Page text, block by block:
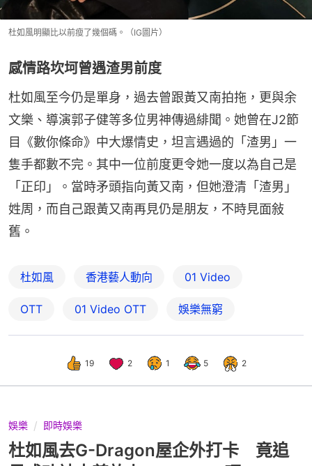
杜如風明顯比以前瘦了幾個碼。（IG圖片）
感情路坎坷曾遇渣男前度
杜如風至今仍是單身，過去曾跟黃又南拍拖，更與余
文樂、導演郭子健等多位男神傳過緋聞。她曾在J2節
目《數你條命》中大爆情史，坦言遇過的「渣男」一
隻手都數不完。其中一位前度更令她一度以為自己是
「正印」。當時矛頭指向黃又南，但她澄清「渣男」
姓周，而自己跟黃又南再見仍是朋友，不時見面敍
舊。
杜如風 香港藝人動向 01 Video
OTT 01‌ ‌Video‌ ‌OTT 娛樂無窮
19 2 1 5 2
娛樂 即時娛樂
杜如風去G-Dragon屋企外打卡 竟追